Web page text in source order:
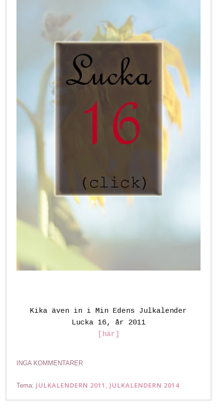
Kika även in i Min Edens Julkalender
Lucka 16, år 2011
[här]
INGA KOMMENTARER
Tema: JULKALENDERN 2011 JULKALENDERN 2014